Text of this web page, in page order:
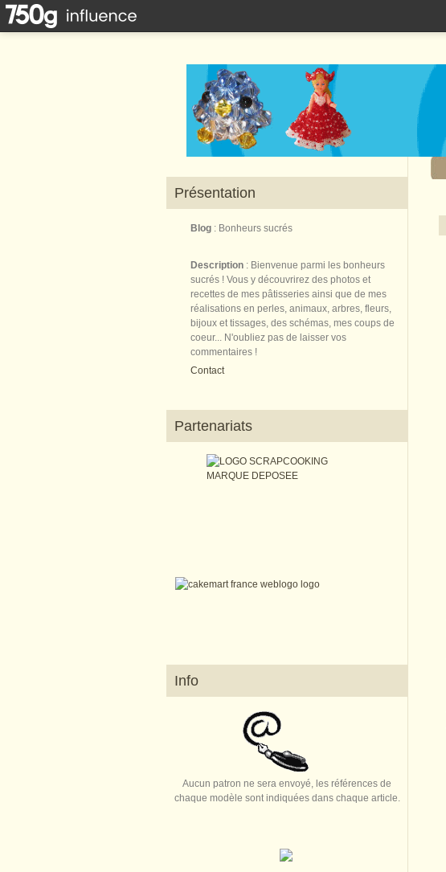
Présentation
Blog : Bonheurs sucrés
Description : Bienvenue parmi les bonheurs
sucrés ! Vous y découvrirez des photos et
recettes de mes pâtisseries ainsi que de mes
réalisations en perles, animaux, arbres, fleurs,
bijoux et tissages, des schémas, mes coups de
coeur... N'oubliez pas de laisser vos
commentaires !
Contact
Partenariats
Info
Aucun patron ne sera envoyé, les références de
chaque modèle sont indiquées dans chaque article.